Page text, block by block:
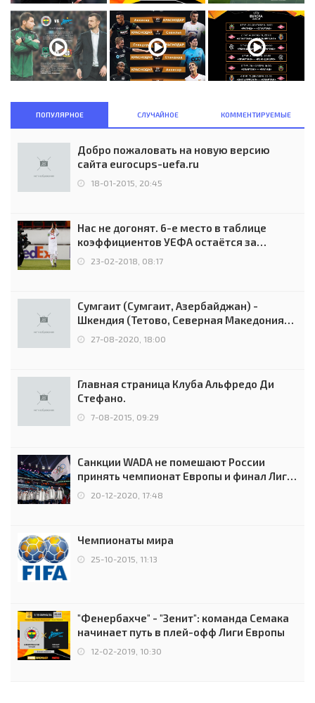
ПОПУЛЯРНОЕ СЛУЧАЙНОЕ КОММЕНТИРУЕМЫЕ
Добро пожаловать на новую версию
сайта eurocups-uefa.ru
18-01-2015, 20:45
Нас не догонят. 6-е место в таблице
коэффициентов УЕФА остаётся за
Россией
23-02-2018, 08:17
Сумгаит (Сумгаит, Азербайджан) -
Шкендия (Тетово, Северная Македония) -
0:2 (0:0)
27-08-2020, 18:00
Главная страница Клуба Альфредо Ди
Стефано.
7-08-2015, 09:29
Санкции WADA не помешают России
принять чемпионат Европы и финал Лиги
чемпионов.
20-12-2020, 17:48
Чемпионаты мира
25-10-2015, 11:13
"Фенербахче" - "Зенит": команда Семака
начинает путь в плей-офф Лиги Европы
12-02-2019, 10:30